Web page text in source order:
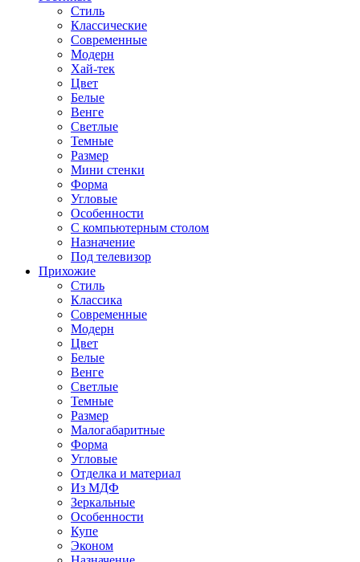
Стиль
Классические
Современные
Модерн
Хай-тек
Цвет
Белые
Венге
Светлые
Темные
Размер
Мини стенки
Форма
Угловые
Особенности
С компьютерным столом
Назначение
Под телевизор
Прихожие
Стиль
Классика
Современные
Модерн
Цвет
Белые
Венге
Светлые
Темные
Размер
Малогабаритные
Форма
Угловые
Отделка и материал
Из МДФ
Зеркальные
Особенности
Купе
Эконом